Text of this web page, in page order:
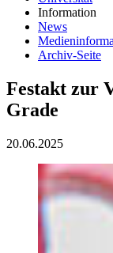
Information
News
Archiv-Seite
Festakt zur
Grade
20.06.2025